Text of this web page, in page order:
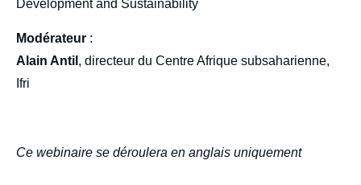
Development and Sustainability
Modérateur :
Alain Antil , directeur du Centre Afrique subsaharienne,
Ifri
Ce webinaire se déroulera en anglais uniquement